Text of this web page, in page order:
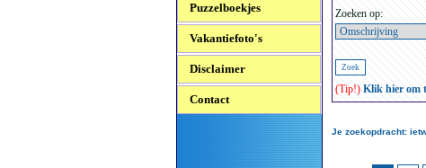
Puzzelboekjes
Vakantiefoto's
Disclaimer
Contact
Zoeken op:
(Tip!) Klik hier om
Je zoekopdracht: